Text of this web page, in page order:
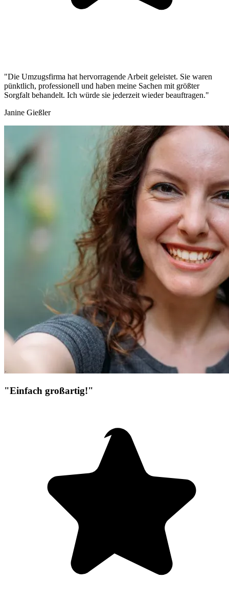
"Die Umzugsfirma hat hervorragende Arbeit geleistet. Sie waren
pünktlich, professionell und haben meine Sachen mit größter
Sorgfalt behandelt. Ich würde sie jederzeit wieder beauftragen."
Janine Gießler
"Einfach großartig!"